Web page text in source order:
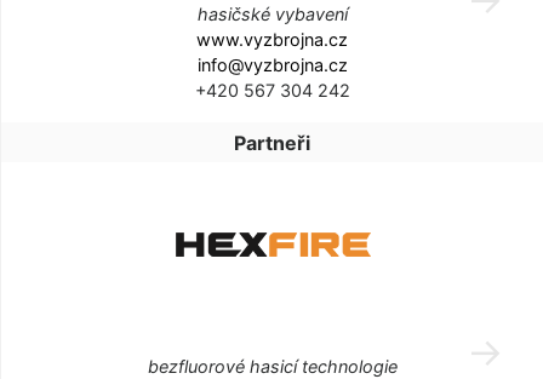
hasičské vybavení
www.vyzbrojna.cz
info@vyzbrojna.cz
+420 567 304 242
Partneři
bezfluorové hasicí technologie